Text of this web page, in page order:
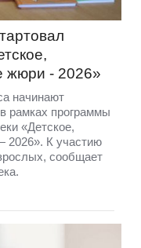
жюри - 2026»
начинают
рамках программы
«Детское,
2026». К участию
сообщает